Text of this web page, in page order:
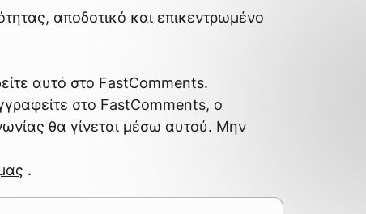
αποδοτικό και επικεντρωμένο
αυτό στο FastComments.
στο FastComments, ο
θα γίνεται μέσω αυτού. Μην
.